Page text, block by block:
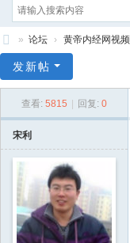
帝
» 论坛 › 黄帝内经网视
发新帖
查看: 5815 回复: 0
宋利